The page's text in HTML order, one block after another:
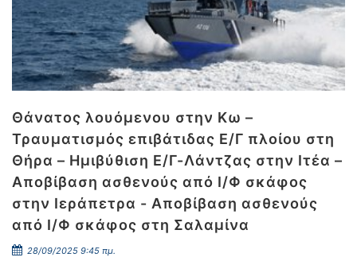
Θάνατος λουόμενου στην Κω –
Τραυματισμός επιβάτιδας Ε/Γ πλοίου στη
Θήρα – Ημιβύθιση Ε/Γ-Λάντζας στην Ιτέα –
Αποβίβαση ασθενούς από Ι/Φ σκάφος
στην Ιεράπετρα - Αποβίβαση ασθενούς
από Ι/Φ σκάφος στη Σαλαμίνα
28/09/2025 9:45 πμ.